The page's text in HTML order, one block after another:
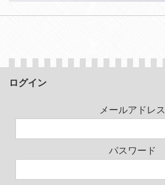
ログイン
メールアドレス
パスワード